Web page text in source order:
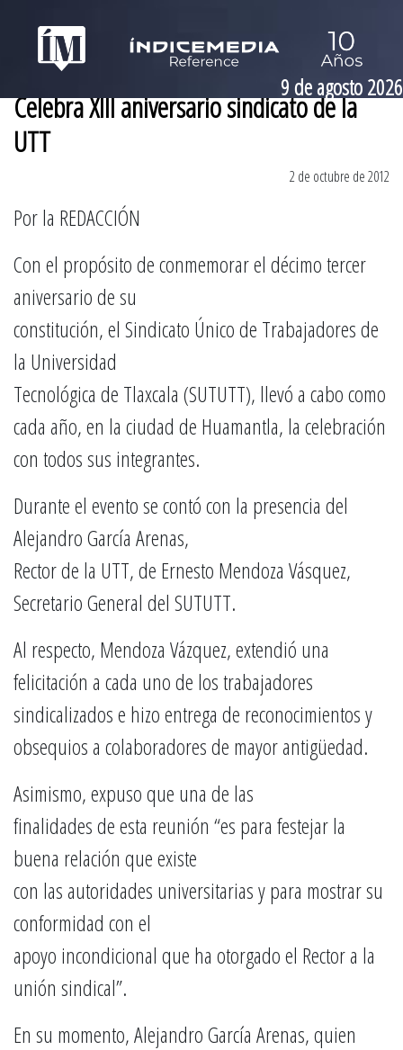
9 de agosto 2026
Celebra XIII aniversario sindicato de la
UTT
2 de octubre de 2012
Por la REDACCIÓN
Con el propósito de conmemorar el décimo tercer
aniversario de su
constitución, el Sindicato Único de Trabajadores de
la Universidad
Tecnológica de Tlaxcala (SUTUTT), llevó a cabo como
cada año, en la ciudad de Huamantla, la celebración
con todos sus integrantes.
Durante el evento se contó con la presencia del
Alejandro García Arenas,
Rector de la UTT, de Ernesto Mendoza Vásquez,
Secretario General del SUTUTT.
Al respecto, Mendoza Vázquez, extendió una
felicitación a cada uno de los trabajadores
sindicalizados e hizo entrega de reconocimientos y
obsequios a colaboradores de mayor antigüedad.
Asimismo, expuso que una de las
finalidades de esta reunión “es para festejar la
buena relación que existe
con las autoridades universitarias y para mostrar su
conformidad con el
apoyo incondicional que ha otorgado el Rector a la
unión sindical”.
En su momento, Alejandro García Arenas, quien